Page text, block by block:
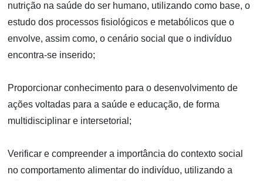
nutrição na saúde do ser humano, utilizando como base, o
estudo dos processos fisiológicos e metabólicos que o
envolve, assim como, o cenário social que o indivíduo
encontra-se inserido;
Proporcionar conhecimento para o desenvolvimento de
ações voltadas para a saúde e educação, de forma
multidisciplinar e intersetorial;
Verificar e compreender a importância do contexto social
no comportamento alimentar do indivíduo, utilizando a